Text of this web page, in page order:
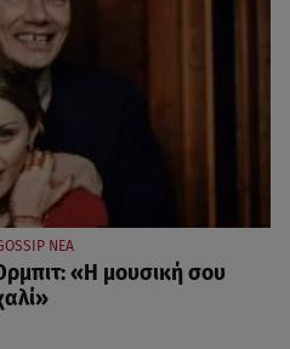
ΝΕΑ
«Η μουσική σου